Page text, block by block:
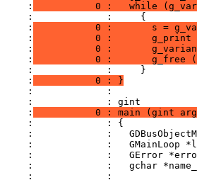
:
0 :   while
:             :     {
:
0 :       s =
:
0 :       g_print
:
0 :
:
0 :       g_free
:             :     }
:
           0 : }
:             :
:             : gint
:
0 : main (gint
:             : {
:             :
:             :   GMainLoop
:             :   GError
:             :   gchar
:             :